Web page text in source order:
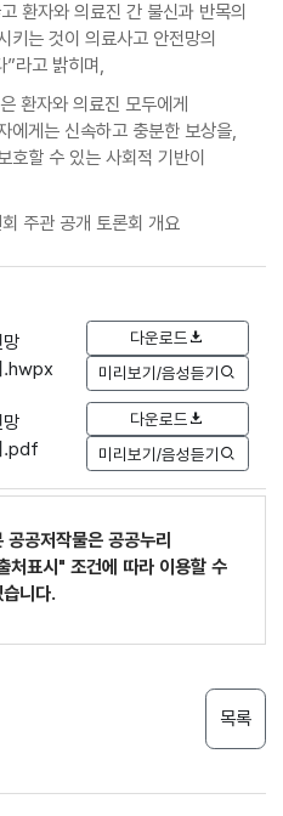
환자와 의료진 간 불신과 반목의
키는 것이 의료사고 안전망의
”라고 밝히며,
환자와 의료진 모두에게
에게는 신속하고 충분한 보상을,
호할 수 있는 사회적 기반이
주관 공개 토론회 개요
.hwpx
다운로드
미리보기/음성듣기
.pdf
다운로드
미리보기/음성듣기
공공저작물은 공공누리
처표시" 조건에 따라 이용할 수
습니다.
목록